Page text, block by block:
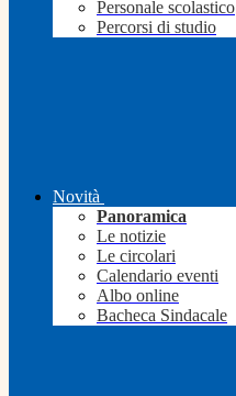
Personale scolastico
Percorsi di studio
Novità
Panoramica
Le notizie
Le circolari
Calendario eventi
Albo online
Bacheca Sindacale